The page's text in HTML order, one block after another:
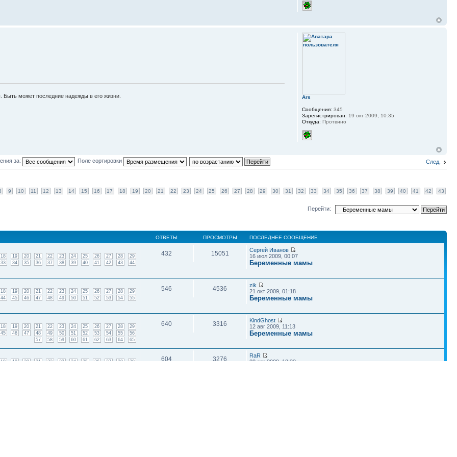
Быть может последние надежды в его жизни. Ars
Сообщения: 345
Зарегистрирован: 19 окт 2009, 10:35
Откуда: Протвино
След.
за: Поле сортировки
9 10 11 12 13 14 15 16 17 18 19 20 21 22 23 24 25 26 27 28 29 30 31 32 33 34 35 36 37 38 39 40 41 42 43
Перейти:
ОТВЕТЫ ПРОСМОТРЫ ПОСЛЕДНЕЕ СООБЩЕНИЕ
18 19 20 21 22 23 24 25 26 27 28
29
33
34 35 36 37 38 39 40 41 42 43 44
432 15051
Сергей Иванов
16 июл 2009, 00:07
Беременные мамы
18 19 20 21 22 23 24 25 26 27 28
29
44
45 46 47 48 49 50 51 52 53 54 55
546 4536
zik
21 окт 2009, 01:18
Беременные мамы
18 19 20 21 22 23 24 25 26 27 28
29
45
46 47 48 49 50 51 52 53 54 55
56
57
58 59 60 61 62 63 64 65
640 3316
KindGhost
12 авг 2009, 11:13
Беременные мамы
18 19 20 21 22 23 24 25 26 27 28
29
604 3276
RaR
08 авг 2009, 18:32